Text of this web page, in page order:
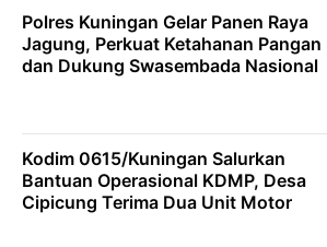
Polres Kuningan Gelar Panen Raya
Jagung, Perkuat Ketahanan Pangan
dan Dukung Swasembada Nasional
Kodim 0615/Kuningan Salurkan
Bantuan Operasional KDMP, Desa
Cipicung Terima Dua Unit Motor